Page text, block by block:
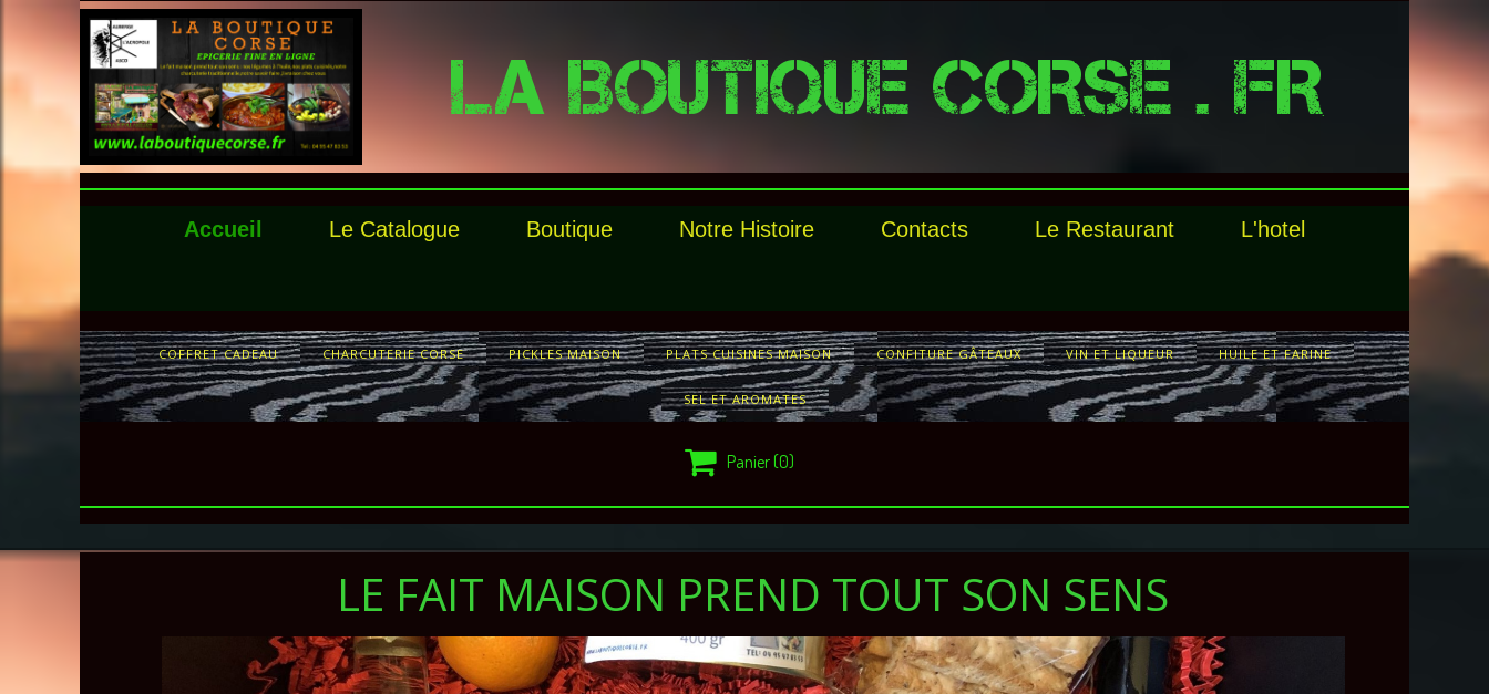
LA BOUTIQUE CORSE . FR
Accueil Le Catalogue Boutique Notre Histoire Contacts Le Restaurant L'hotel
COFFRET CADEAU CHARCUTERIE CORSE PICKLES MAISON PLATS CUISINES MAISON CONFITURE GÂTEAUX VIN ET LIQUEUR HUILE ET FARINE
SEL ET AROMATES
 Panier(0)
LE FAIT MAISON PREND TOUT SON SENS